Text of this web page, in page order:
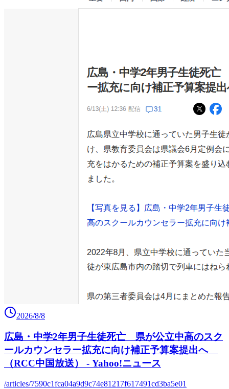
2026/8/8
広島・中学2年男子生徒死亡 県が公立中高のスク
ールカウンセラー拡充に向け補正予算案提出へ
（RCC中国放送） - Yahoo!ニュース
/articles/7590c1fca04a9d9c74e81217f617491cd3ba5e01